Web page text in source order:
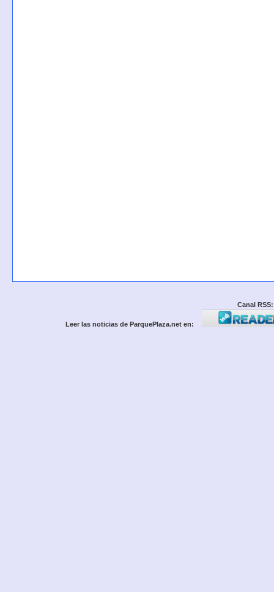
Canal RSS:
Leer las noticias de ParquePlaza.net en: